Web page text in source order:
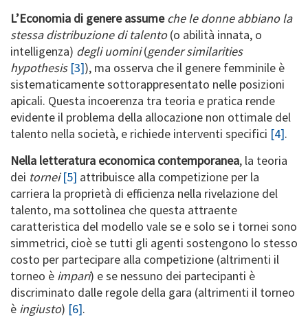
L’Economia di genere assumeche le donne abbiano la
stessa distribuzione di talento(o abilità innata, o
intelligenza) degli uomini(gender similarities
hypothesis [3]), ma osserva che il genere femminile è
sistematicamente sottorappresentato nelle posizioni
apicali. Questa incoerenza tra teoria e pratica rende
evidente il problema della allocazione non ottimale del
talento nella società, e richiede interventi specifici [4].
Nella letteratura economica contemporanea, la teoria
dei tornei[5] attribuisce alla competizione per la
carriera la proprietà di efficienza nella rivelazione del
talento, ma sottolinea che questa attraente
caratteristica del modello vale se e solo se i tornei sono
simmetrici, cioè se tutti gli agenti sostengono lo stesso
costo per partecipare alla competizione (altrimenti il
torneo è impari) e se nessuno dei partecipanti è
discriminato dalle regole della gara (altrimenti il torneo
è ingiusto) [6].